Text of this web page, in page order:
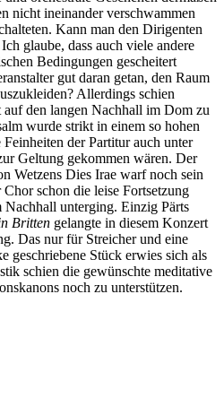
nicht ineinander verschwammen
Kann man den Dirigenten
glaube, dass auch viele andere
Bedingungen gescheitert
gut daran getan, den Raum
Allerdings schien
den langen Nachhall im Dom zu
wurde strikt in einem so hohen
der Partitur auch unter
Geltung gekommen wären. Der
Wetzens Dies Irae warf noch sein
schon die leise Fortsetzung
unterging. Einzig Pärts
Britten gelangte in diesem Konzert
Das nur für Streicher und eine
geschriebene Stück erwies sich als
schien die gewünschte meditative
noch zu unterstützen.